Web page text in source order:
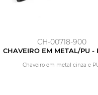
CH-00718-900
CHAVEIRO EM METAL/PU -
Chaveiro em metal cinza e